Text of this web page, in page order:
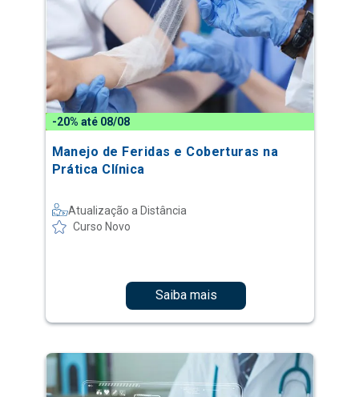
-20% até 08/08
Manejo de Feridas e Coberturas na
Prática Clínica
Atualização a Distância
Curso Novo
Saiba mais